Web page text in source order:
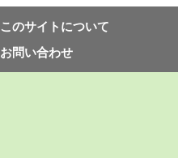
このサイトについて
お問い合わせ